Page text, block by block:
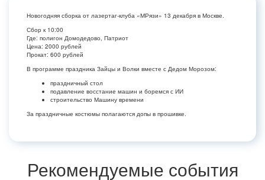
Новогодняя сборка от лазертаг-клуба «МРязи» 13 декабря в Москве.
Сбор к 10:00
Где: полигон Домодедово, Патриот
Цена: 2000 рублей
Прокат: 600 рублей
В программе праздника Зайцы и Волки вместе с Дедом Морозом:
праздничный стол
подавление восстание машин и боремся с ИИ
строительство Машину времени
За праздничные костюмы полагаются допы в прошивке.
Рекомендуемые события